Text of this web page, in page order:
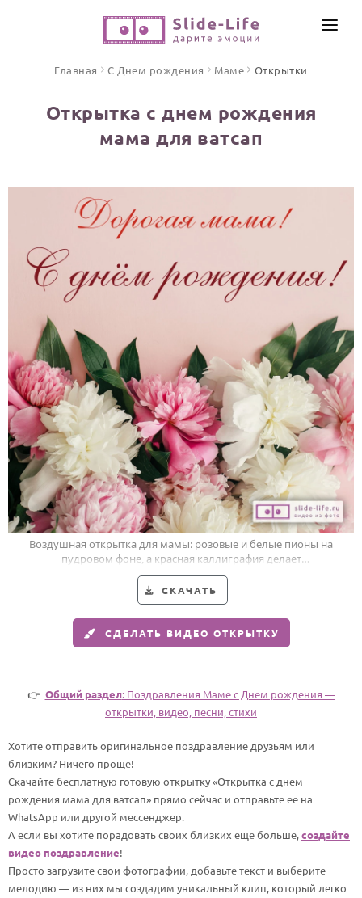
ПО ФОРМАТУ
Песни поздравления
Открытки
Стихи и тексты
ПРАЗДНИКИ
С Днем рождения
Юбилей
Свадьба
Годовщина свадьбы
Календарь праздников
КОМУ
Женщине
Мужчине
Маме
Папе
По именам
ИНСТРУМЕНТЫ
ОТЗЫВЫ
Главная С Днем рождения Маме Открытки
Открытка с днем рождения
мама для ватсап
Воздушная открытка для мамы: розовые и белые пионы на
пудровом фоне, а красная каллиграфия делает
поздравление особенно тёплым.
СКАЧАТЬ
СДЕЛАТЬ ВИДЕО ОТКРЫТКУ
👉 Общий раздел: Поздравления Маме с Днем рождения —
открытки, видео, песни, стихи
Хотите отправить оригинальное поздравление друзьям или
близким? Ничего проще!
Скачайте бесплатную готовую открытку «Открытка с днем
рождения мама для ватсап» прямо сейчас и отправьте ее на
WhatsApp или другой мессенджер.
А если вы хотите порадовать своих близких еще больше,создайте
видео поздравление!
Просто загрузите свои фотографии, добавьте текст и выберите
мелодию — из них мы создадим уникальный клип, который легко